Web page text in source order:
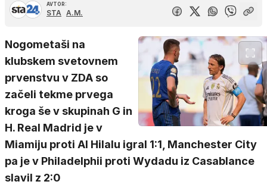
AVTOR:
STA A.M.
Nogometaši na
klubskem svetovnem
prvenstvu v ZDA so
začeli tekme prvega
kroga še v skupinah G in
H. Real Madrid je v
Miamiju proti Al Hilalu igral 1:1, Manchester City
pa je v Philadelphii proti Wydadu iz Casablance
slavil z 2:0